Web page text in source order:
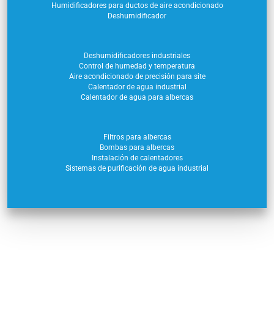
Humidificadores para ductos de aire acondicionado
Deshumidificador
Deshumidificadores industriales
Control de humedad y temperatura
Aire acondicionado de precisión para site
Calentador de agua industrial
Calentador de agua para albercas
Filtros para albercas
Bombas para albercas
Instalación de calentadores
Sistemas de purificación de agua industrial